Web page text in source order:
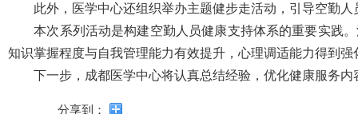
此外，医学中心还组织举办主题健步走活动，引导空勤
本次系列活动是构建空勤人员健康支持体系的重要实践
知识掌握程度与自我管理能力有效提升，心理调适能力得到强
下一步， 成都医学中心将认真总结经验，优化健康服务
分享到：
浪
键